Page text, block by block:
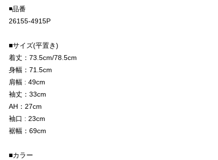
◾️品番
26155-4915P
■サイズ(平置き)
着丈：73.5cm/78.5cm
身幅：71.5cm
肩幅 : 49cm
袖丈：33cm
AH：27cm
袖口 : 23cm
裾幅：69cm
■カラー